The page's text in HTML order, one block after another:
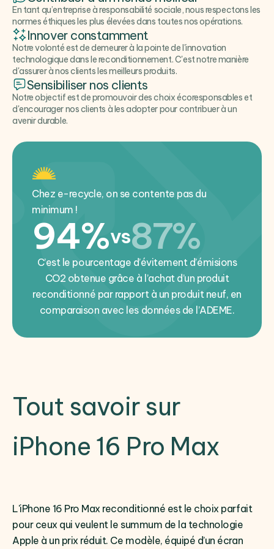
En tant qu’entreprise à responsabilité sociale, nous respectons les
normes éthiques les plus élevées dans toutes nos opérations.
Innover constamment
Notre volonté est de demeurer à la pointe de l'innovation
technologique dans le reconditionnement. C'est notre manière
d'assurer à nos clients les meilleurs produits.
Sensibiliser nos clients
Notre objectif est de promouvoir des choix écoresponsables et
d'encourager nos clients à les adopter pour contribuer à un
avenir durable.
Chez e-recycle, on se contente pas du
minimum !
94%vs87%
C’est le pourcentage d’évitement d’émisions
CO2 obtenue grâce à l’achat d’un produit
reconditionné par rapport à un produit neuf, en
comparaison avec les données de l’ADEME.
Tout savoir sur
iPhone 16 Pro Max
L'iPhone 16 Pro Max reconditionné est le choix parfait
pour ceux qui veulent le summum de la technologie
Apple à un prix réduit. Ce modèle, équipé d’un écran